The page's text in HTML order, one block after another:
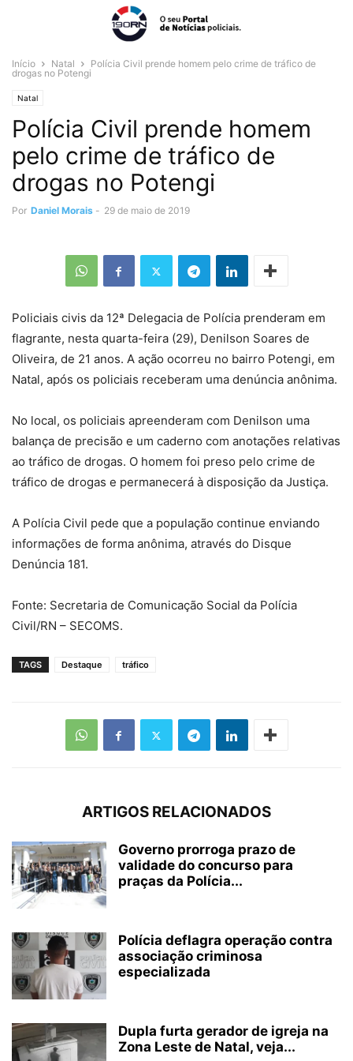
Início Natal
Polícia Civil prende homem pelo crime de tráfico de
drogas no Potengi
Natal
Polícia Civil prende homem
pelo crime de tráfico de
drogas no Potengi
Por Daniel Morais - 29 de maio de 2019
Policiais civis da 12ª Delegacia de Polícia prenderam em
flagrante, nesta quarta-feira (29), Denilson Soares de
Oliveira, de 21 anos. A ação ocorreu no bairro Potengi, em
Natal, após os policiais receberam uma denúncia anônima.
No local, os policiais apreenderam com Denilson uma
balança de precisão e um caderno com anotações relativas
ao tráfico de drogas. O homem foi preso pelo crime de
tráfico de drogas e permanecerá à disposição da Justiça.
A Polícia Civil pede que a população continue enviando
informações de forma anônima, através do Disque
Denúncia 181.
Fonte: Secretaria de Comunicação Social da Polícia
Civil/RN – SECOMS.
TAGS Destaque tráfico
ARTIGOS RELACIONADOS
Governo prorroga prazo de
validade do concurso para
praças da Polícia...
Polícia deflagra operação contra
associação criminosa
especializada
Dupla furta gerador de igreja na
Zona Leste de Natal, veja...